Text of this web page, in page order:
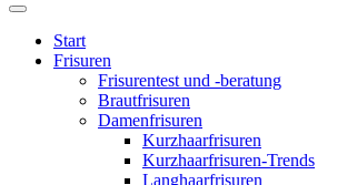
Start
Frisuren
Frisurentest und -beratung
Brautfrisuren
Damenfrisuren
Kurzhaarfrisuren
Kurzhaarfrisuren-Trends
Langhaarfrisuren